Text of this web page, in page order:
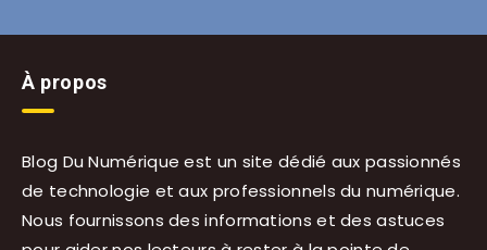
À propos
Blog Du Numérique est un site dédié aux passionnés
de technologie et aux professionnels du numérique.
Nous fournissons des informations et des astuces